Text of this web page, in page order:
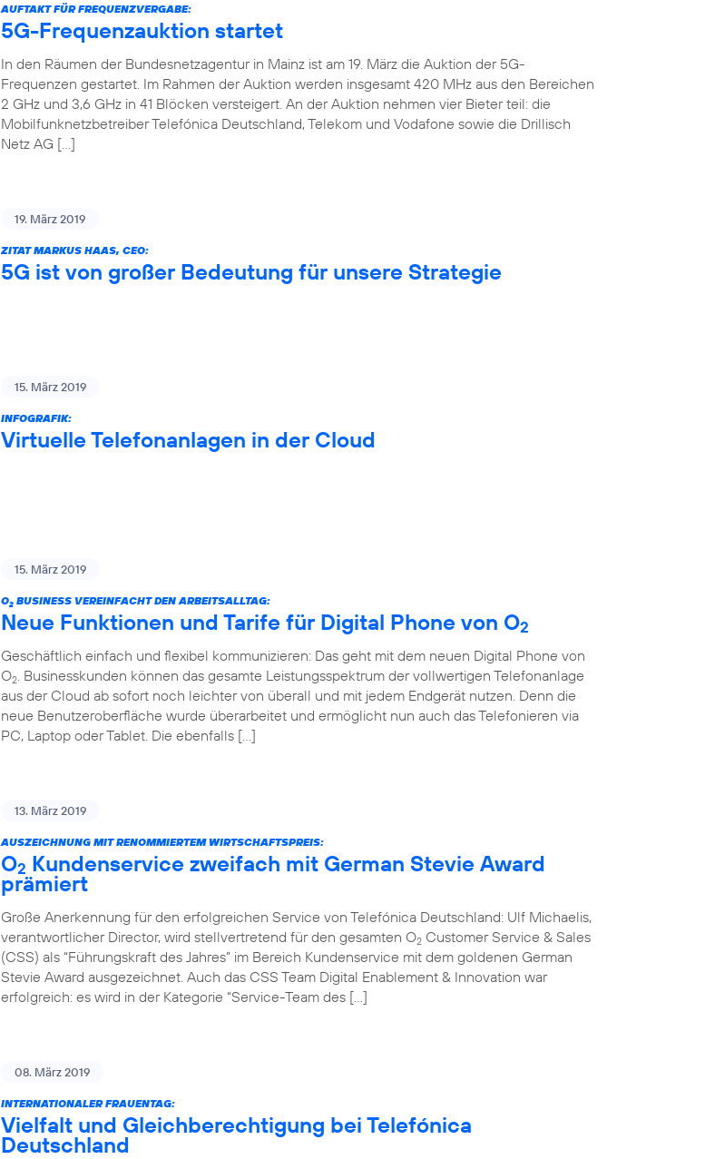
AUFTAKT FÜR FREQUENZVERGABE:
5G-Frequenzauktion startet
In den Räumen der Bundesnetzagentur in Mainz ist am 19. März die Auktion der 5G-
Frequenzen gestartet. Im Rahmen der Auktion werden insgesamt 420 MHz aus den Bereichen
2 GHz und 3,6 GHz in 41 Blöcken versteigert. An der Auktion nehmen vier Bieter teil: die
Mobilfunknetzbetreiber Telefónica Deutschland, Telekom und Vodafone sowie die Drillisch
Netz AG […]
19. März 2019
ZITAT MARKUS HAAS, CEO:
5G ist von großer Bedeutung für unsere Strategie
15. März 2019
INFOGRAFIK:
Virtuelle Telefonanlagen in der Cloud
15. März 2019
O2 BUSINESS VEREINFACHT DEN ARBEITSALLTAG:
Neue Funktionen und Tarife für Digital Phone von O2
Geschäftlich einfach und flexibel kommunizieren: Das geht mit dem neuen Digital Phone von
O2 . Businesskunden können das gesamte Leistungsspektrum der vollwertigen Telefonanlage
aus der Cloud ab sofort noch leichter von überall und mit jedem Endgerät nutzen. Denn die
neue Benutzeroberfläche wurde überarbeitet und ermöglicht nun auch das Telefonieren via
PC, Laptop oder Tablet. Die ebenfalls […]
13. März 2019
AUSZEICHNUNG MIT RENOMMIERTEM WIRTSCHAFTSPREIS:
O2 Kundenservice zweifach mit German Stevie Award
prämiert
Große Anerkennung für den erfolgreichen Service von Telefónica Deutschland: Ulf Michaelis,
verantwortlicher Director, wird stellvertretend für den gesamten O2 Customer Service & Sales
(CSS) als “Führungskraft des Jahres” im Bereich Kundenservice mit dem goldenen German
Stevie Award ausgezeichnet. Auch das CSS Team Digital Enablement & Innovation war
erfolgreich: es wird in der Kategorie “Service-Team des […]
08. März 2019
INTERNATIONALER FRAUENTAG:
Vielfalt und Gleichberechtigung bei Telefónica
Deutschland